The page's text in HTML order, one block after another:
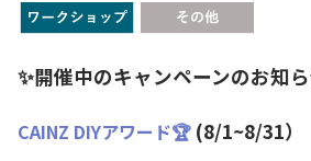
✨開催中のキャンペーンのお知
CAINZ DIYアワード🏆 (8/1~8/31）